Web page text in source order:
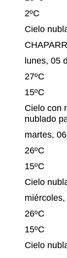
2ºC
Cielo
lunes, 05
27ºC
15ºC
Cielo con
nublado
martes,
26ºC
15ºC
Cielo
26ºC
15ºC
Cielo